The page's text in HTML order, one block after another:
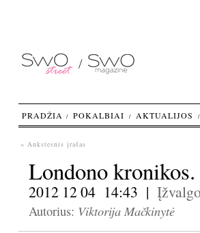
« Ankstesnis įrašas
Londono
2012 12 04 14:43 |
Autorius: Viktorija Mačkinytė
PRADŽIA POKALBIAI AKTUALIJOS